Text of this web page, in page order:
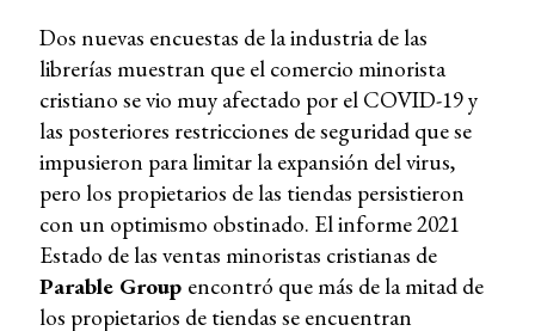
Dos nuevas encuestas de la industria de las
librerías muestran que el comercio minorista
cristiano se vio muy afectado por el COVID-19 y
las posteriores restricciones de seguridad que se
impusieron para limitar la expansión del virus,
pero los propietarios de las tiendas persistieron
con un optimismo obstinado. El informe 2021
Estado de las ventas minoristas cristianas de
Parable Group encontró que más de la mitad de
los propietarios de tiendas se encuentran